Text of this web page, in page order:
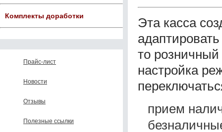
Комплекты доработки
Прайс-лист
Новости
Отзывы
Полезные ссылки
Эта касса
то розничный
настройка
прием